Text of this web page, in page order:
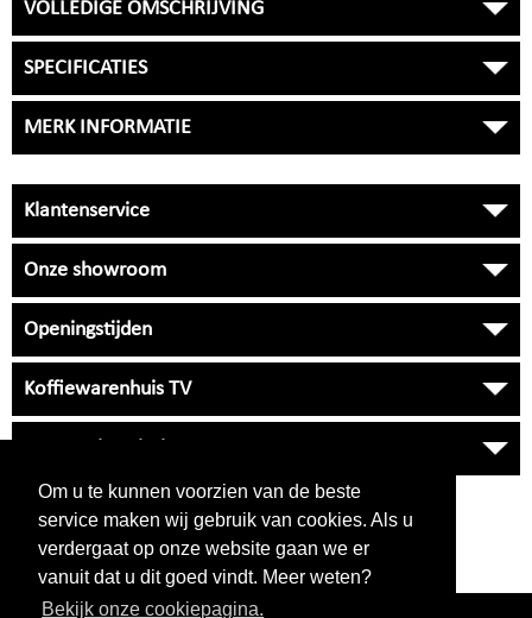
Om u te kunnen voorzien van de beste
service maken wij gebruik van cookies. Als u
verdergaat op onze website gaan we er
vanuit dat u dit goed vindt. Meer weten?
Bekijk onze cookiepagina.
VOLLEDIGE OMSCHRIJVING
SPECIFICATIES
MERK INFORMATIE
Klantenservice
Onze showroom
Openingstijden
Koffiewarenhuis TV
VRAGEN?
038 33 34 530
klantenservice NIET BEREIKBAAR